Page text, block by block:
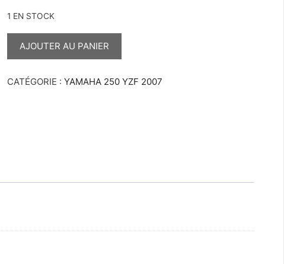
1 EN STOCK
QUANTITÉ
2007
AJOUTER AU PANIER
CATÉGORIE :YAMAHA 250 YZF 2007